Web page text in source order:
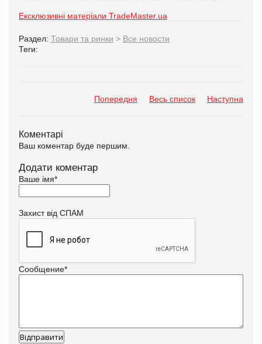
Ексклюзивні матеріали TradeMaster.ua
Раздел: Товари та ринки > Все новости
Теги:
Попередня Весь список Наступна
Коментарі
Ваш коментар буде першим.
Додати коментар
Ваше імя*
Захист від СПАМ
Сообщение*